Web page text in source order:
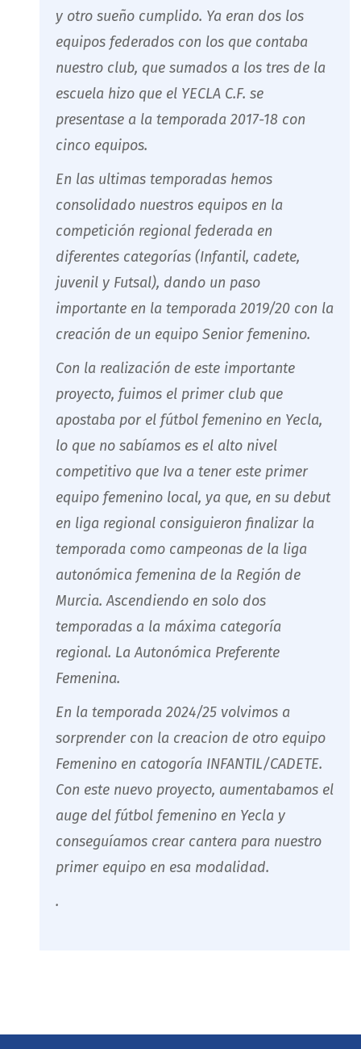
y otro sueño cumplido. Ya eran dos los
equipos federados con los que contaba
nuestro club, que sumados a los tres de la
escuela hizo que el YECLA C.F. se
presentase a la temporada 2017-18 con
cinco equipos.
En las ultimas temporadas hemos
consolidado nuestros equipos en la
competición regional federada en
diferentes categorías (Infantil, cadete,
juvenil y Futsal), dando un paso
importante en la temporada 2019/20 con la
creación de un equipo Senior femenino.
Con la realización de este importante
proyecto, fuimos el primer club que
apostaba por el fútbol femenino en Yecla,
lo que no sabíamos es el alto nivel
competitivo que Iva a tener este primer
equipo femenino local, ya que, en su debut
en liga regional consiguieron finalizar la
temporada como campeonas de la liga
autonómica femenina de la Región de
Murcia. Ascendiendo en solo dos
temporadas a la máxima categoría
regional. La Autonómica Preferente
Femenina.
En la temporada 2024/25 volvimos a
sorprender con la creacion de otro equipo
Femenino en catogoría INFANTIL/CADETE.
Con este nuevo proyecto, aumentabamos el
auge del fútbol femenino en Yecla y
conseguíamos crear cantera para nuestro
primer equipo en esa modalidad.
.